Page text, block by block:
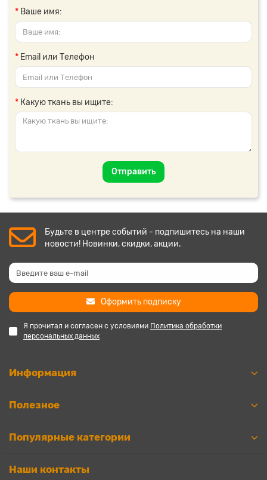
Ваше имя:
Email или Телефон
Какую ткань вы ищите:
Отправить
Будьте в центре событий - подпишитесь на наши
новости! Новинки, скидки, акции.
Оформить подписку
Я прочитал и согласен с условиями Политика обработки
персональных данных
Информация
Полезное
Популярные категории
Наши контакты